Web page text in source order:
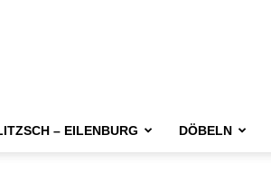
– EILENBURG DÖBELN